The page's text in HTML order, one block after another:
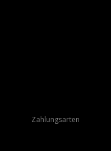
Zahlungsarten